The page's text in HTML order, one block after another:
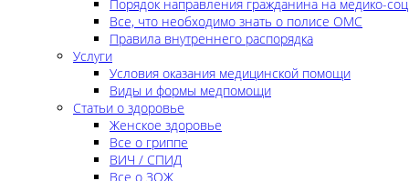
Порядок направления гражданина на медико-
Все, что необходимо знать о полисе ОМС
Правила внутреннего распорядка
Услуги
Условия оказания медицинской помощи
Виды и формы медпомощи
Статьи о здоровье
Женское здоровье
Все о гриппе
ВИЧ / СПИД
Все о ЗОЖ